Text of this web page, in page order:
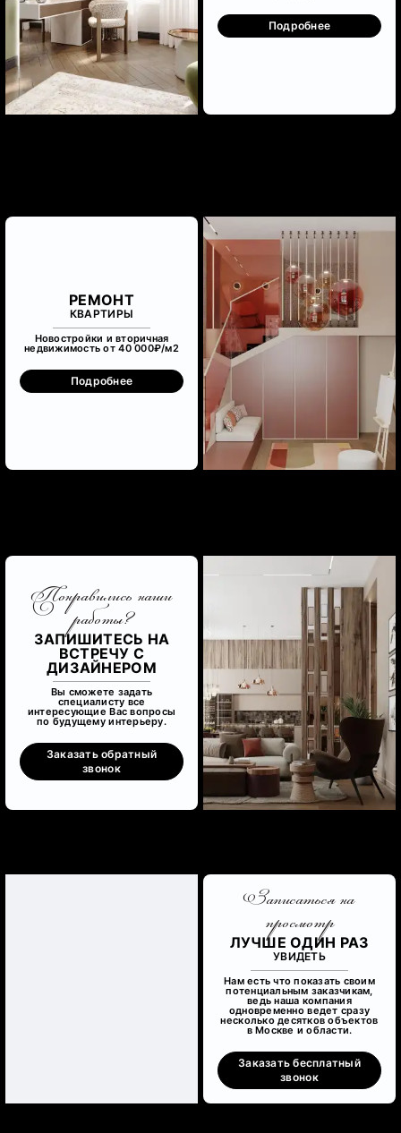
Подробнее
РЕМОНТ
КВАРТИРЫ
Новостройки и вторичная
недвижимость от 40 000₽/м2
Подробнее
Понравились наши
работы?
ЗАПИШИТЕСЬ НА
ВСТРЕЧУ С
ДИЗАЙНЕРОМ
Вы сможете задать
специалисту все
интересующие Вас вопросы
по будущему интерьеру.
Заказать обратный
звонок
просмотр
ЛУЧШЕ ОДИН РАЗ
УВИДЕТЬ
Нам есть что показать своим
потенциальным заказчикам,
ведь наша компания
одновременно ведет сразу
несколько десятков объектов
Заказать бесплатный
звонок